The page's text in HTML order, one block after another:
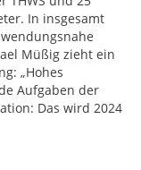
In insgesamt
Müßig zieht ein
„Hohes
Aufgaben der
Das wird 2024